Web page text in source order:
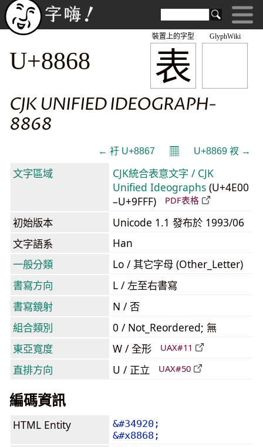
GlyphWiki
表
裝置上的字型
U+8868
CJK UNIFIED IDEOGRAPH-
8868
← 衧 U+8867 𝄜 U+8869 衩 →
文字區域
CJK統合表意文字 / CJK
Unified Ideographs (U+4E00
–U+9FFF)
PDF表格
初始版本
Unicode 1.1 發布於 1993/06
文字語系
Han
一般分類
Lo / 其它字母 (Other_Letter)
書寫方向
L / 左至右書寫
書寫鏡射
N / 否
組合類別
0 / Not_Reordered; 無
東亞寬度
W / 全形 UAX#11
直排方向 U / 正立 UAX#50
編碼資訊
HTML Entity
&#34920;
&#x8868;